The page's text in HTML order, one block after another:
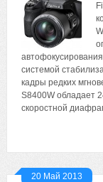
системой
кадры редких
S8400W обладает
скоростной
20 Май 2013